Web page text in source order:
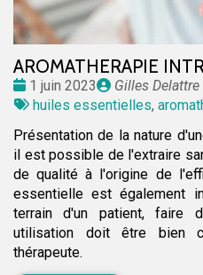
AROMATHERAPIE
Date
:
1 juin 2023
Publié
par
Gilles Delattre
Tags
huiles essentielles,
Présentation de la nature
il est possible de l'extraire
de qualité à l'origine de
essentielle est également
terrain d'un patient, faire
utilisation doit être bien
thérapeute.